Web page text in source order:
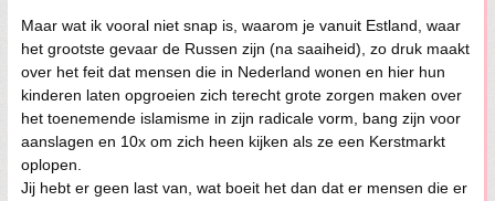
Maar wat ik vooral niet snap is, waarom je vanuit Estland, waar
het grootste gevaar de Russen zijn (na saaiheid), zo druk maakt
over het feit dat mensen die in Nederland wonen en hier hun
kinderen laten opgroeien zich terecht grote zorgen maken over
het toenemende islamisme in zijn radicale vorm, bang zijn voor
aanslagen en 10x om zich heen kijken als ze een Kerstmarkt
oplopen.
Jij hebt er geen last van, wat boeit het dan dat er mensen die er